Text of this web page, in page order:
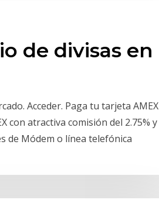
de divisas en
Acceder. Paga tu tarjeta AMEX
con atractiva comisión del 2.75% y
de Módem o línea telefónica